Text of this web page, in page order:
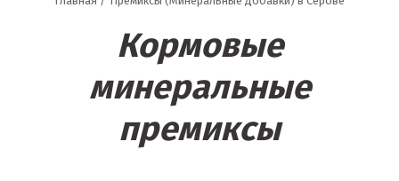
Кормовые
минеральные
премиксы